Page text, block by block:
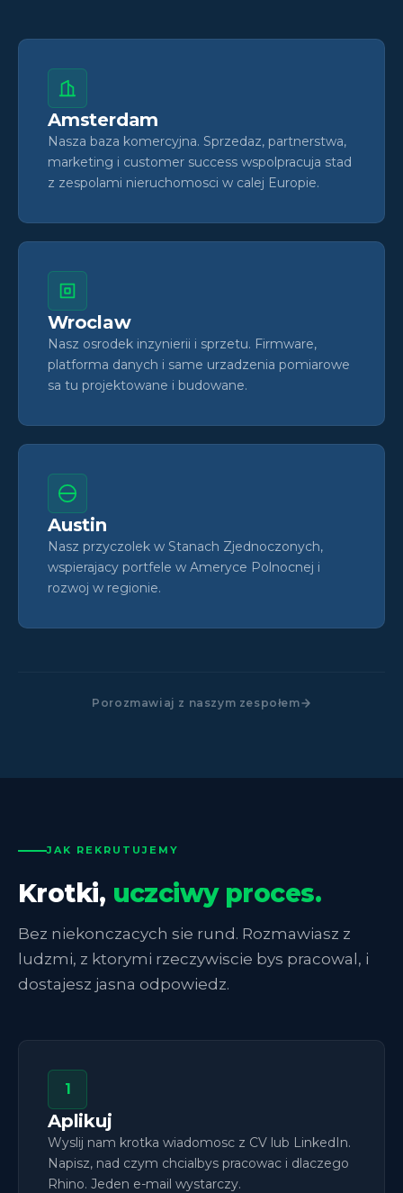
Amsterdam
Nasza baza komercyjna. Sprzedaz, partnerstwa,
marketing i customer success wspolpracuja stad
z zespolami nieruchomosci w calej Europie.
Wroclaw
Nasz osrodek inzynierii i sprzetu. Firmware,
platforma danych i same urzadzenia pomiarowe
sa tu projektowane i budowane.
Austin
Nasz przyczolek w Stanach Zjednoczonych,
wspierajacy portfele w Ameryce Polnocnej i
rozwoj w regionie.
Porozmawiaj z naszym zespołem
JAK REKRUTUJEMY
Krotki, uczciwy proces.
Bez niekonczacych sie rund. Rozmawiasz z
ludzmi, z ktorymi rzeczywiscie bys pracowal, i
dostajesz jasna odpowiedz.
1
Aplikuj
Wyslij nam krotka wiadomosc z CV lub LinkedIn.
Napisz, nad czym chcialbys pracowac i dlaczego
Rhino. Jeden e-mail wystarczy.